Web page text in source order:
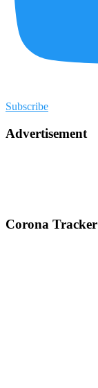
Subscribe
Advertisement
Corona Tracker